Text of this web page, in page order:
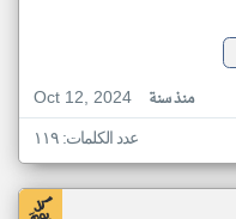
Oct 12, 2024
منذ سنة
عدد الكلمات: ١١٩